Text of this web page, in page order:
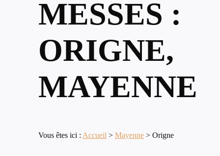
MESSES :
ORIGNE,
MAYENNE
Vous êtes ici : Accueil > Mayenne > Origne